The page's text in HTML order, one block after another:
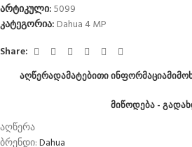
არტიკული:5099
კატეგორია: Dahua 4 MP
Share:
ᲐᲦᲬᲔᲠᲐᲓᲐᲛᲐᲢᲔᲑᲘᲗᲘ ᲘᲜᲤᲝᲠᲛᲐᲪᲘᲐ
ᲛᲘᲬᲝᲓᲔᲑᲐ -
აღწერა
ბრენდი:Dahua